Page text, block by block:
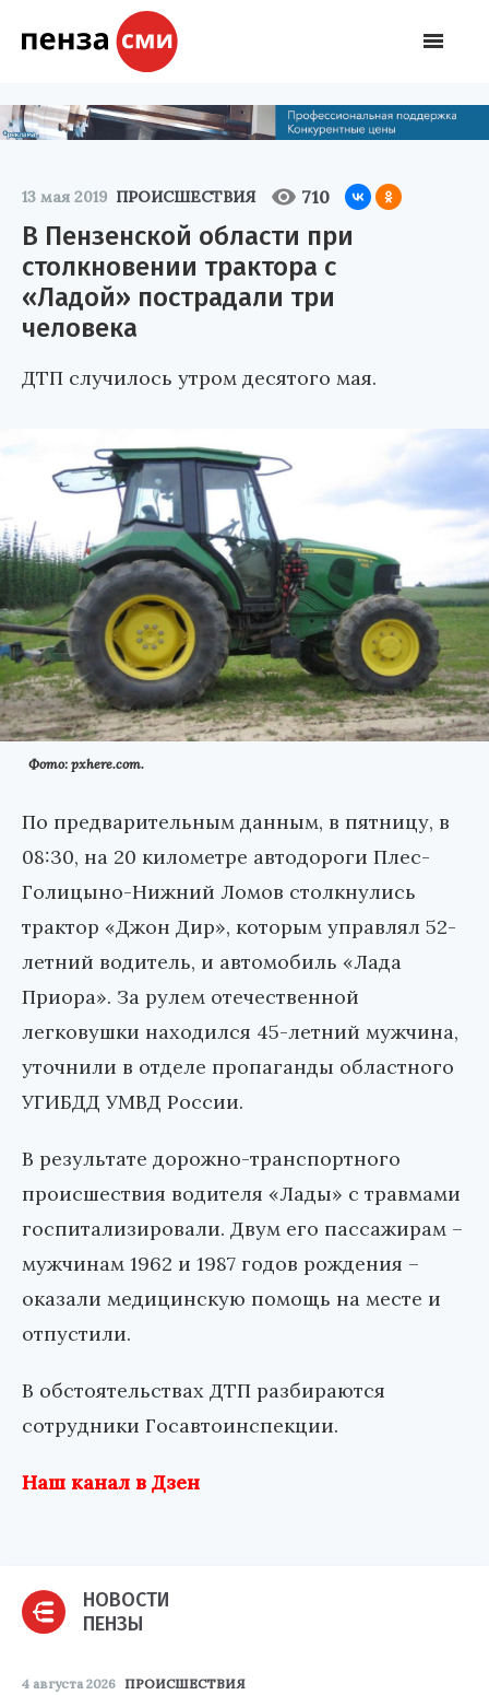
13 мая 2019 ПРОИСШЕСТВИЯ 710
В Пензенской области при
столкновении трактора с
«Ладой» пострадали три
человека
ДТП случилось утром десятого мая.
Фото: pxhere.com.
По предварительным данным, в пятницу, в
08:30, на 20 километре автодороги Плес-
Голицыно-Нижний Ломов столкнулись
трактор «Джон Дир», которым управлял 52-
летний водитель, и автомобиль «Лада
Приора». За рулем отечественной
легковушки находился 45-летний мужчина,
уточнили в отделе пропаганды областного
УГИБДД УМВД России.
В результате дорожно-транспортного
происшествия водителя «Лады» с травмами
госпитализировали. Двум его пассажирам –
мужчинам 1962 и 1987 годов рождения –
оказали медицинскую помощь на месте и
отпустили.
В обстоятельствах ДТП разбираются
сотрудники Госавтоинспекции.
Наш канал в Дзен
НОВОСТИ
ПЕНЗЫ
4 августа 2026 ПРОИСШЕСТВИЯ